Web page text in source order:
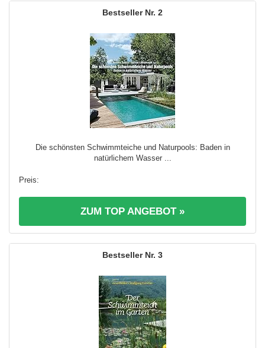
2
Die schönsten Schwimmteiche und Naturpools: Baden in
natürlichem Wasser ...
ZUM TOP ANGEBOT »
3